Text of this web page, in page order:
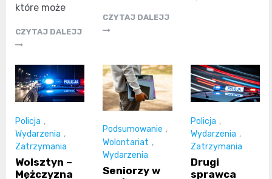
które może
CZYTAJ DALEJJ
CZYTAJ DALEJJ
Policja ,
Wydarzenia ,
Zatrzymania
Wolsztyn –
Mężczyzna
Podsumowanie ,
Wolontariat ,
Wydarzenia
Seniorzy w
Policja ,
Wydarzenia ,
Zatrzymania
Drugi
sprawca